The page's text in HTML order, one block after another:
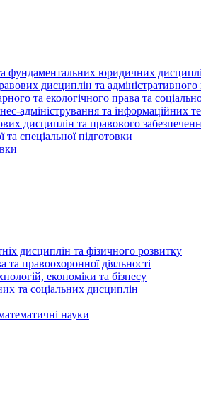
фундаментальних юридичних
дисциплін та адміністративного
та екологічного права та
адміністрування та інформаційних
дисциплін та правового
спеціальної підготовки
дисциплін та фізичного розвитку
та правоохоронної діяльності
економіки та бізнесу
та соціальних дисциплін
науки